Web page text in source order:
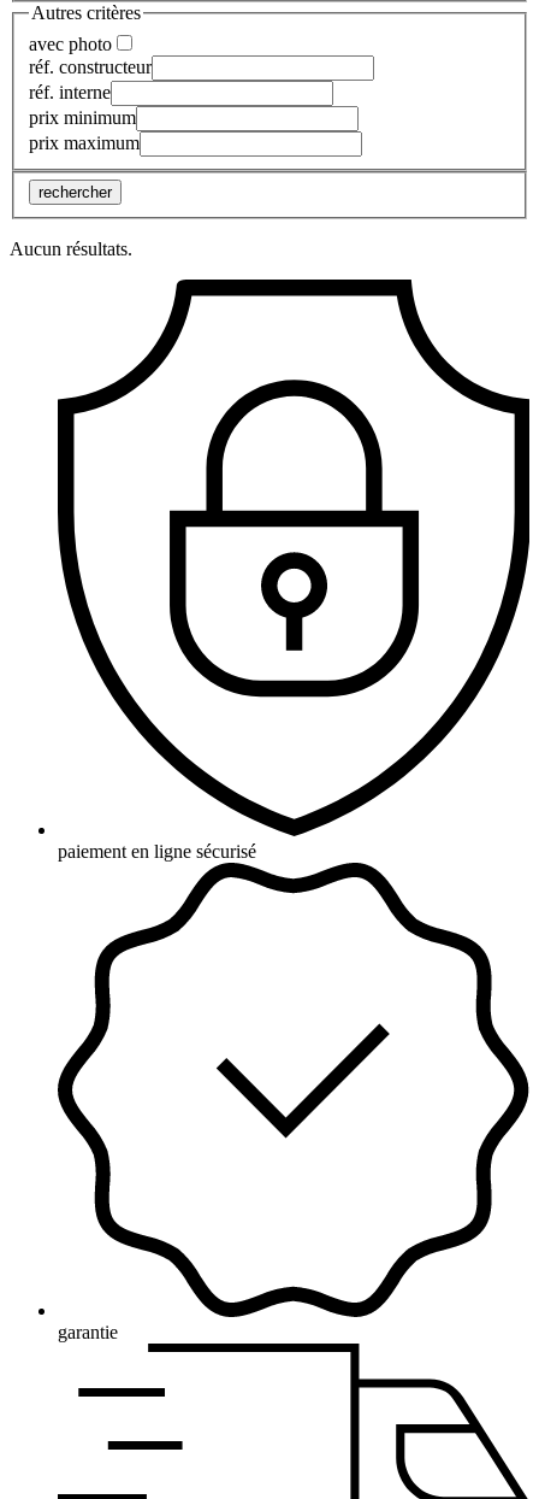
Autres critères
avec photo
réf. constructeur
réf. interne
prix minimum
prix maximum
rechercher
Aucun résultats.
paiement en ligne sécurisé
garantie